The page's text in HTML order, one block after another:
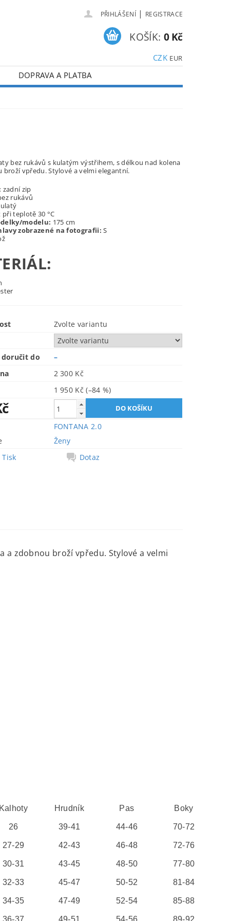
PŘIHLÁŠENÍ | REGISTRACE
CZK EUR
KOŠÍK: 0 Kč
DOPRAVA A PLATBA
bez rukávů s kulatým výstřihem, s délkou nad kolena
broží vpředu. Stylové a velmi elegantní.
zadní zip
rukávů
teplotě 30 °C
modelu: 175 cm
zobrazené na fotografii: S
Zvolte variantu
doručit do
–
2 300 Kč
1 950 Kč(–84 %)
FONTANA 2.0
Ženy
Tisk
Dotaz
a zdobnou broží vpředu. Stylové a velmi
Hrudník Pas Boky
26 39-41 44-46 70-72
27-29 42-43 46-48 72-76
30-31 43-45 48-50 77-80
32-33 45-47 50-52 81-84
34-35 47-49 52-54 85-88
36-37 49-51 54-56 89-92